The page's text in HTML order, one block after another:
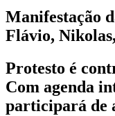
Manifestação
Flávio,
Protesto é
Com agenda
participará de